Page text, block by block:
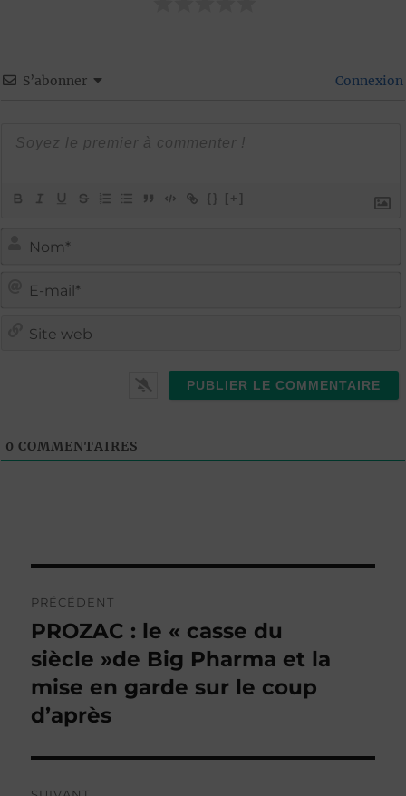
S’abonner Connexion
{} [+]
0 COMMENTAIRES
de
l’article
PRÉCÉDENT
Publication
précédente :
PROZAC : le « casse du
siècle »de Big Pharma et la
mise en garde sur le coup
d’après